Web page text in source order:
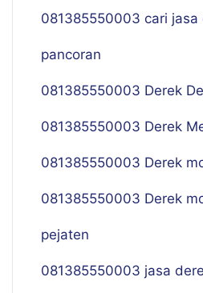
081385550003 cari jasa
pancoran
081385550003 Derek
081385550003 Derek
081385550003 Derek
081385550003 Derek
pejaten
081385550003 jasa